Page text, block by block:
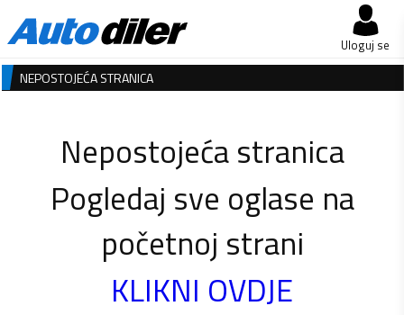
Uloguj se
NEPOSTOJEĆA STRANICA
Nepostojeća stranica
Pogledaj sve oglase na
početnoj strani
KLIKNI OVDJE